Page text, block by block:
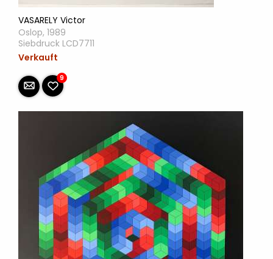
VASARELY Victor
Oslop, 1989
Siebdruck LCD7711
Verkauft
9